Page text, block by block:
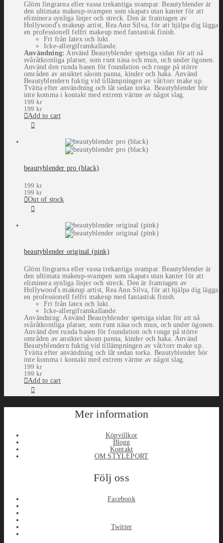
Glöm fingrarna eller vassa trekantiga svampar. Beautyblender är
den ultimata makeup-svampen som skapats utan kanter för att
eliminera synliga linjer och streck. Den är framtagen av
Hollywood's makeup artist, Rea Ann Silva, för att hjälpa dig lägga
en professionell felfri makeup med fantastisk finish.
Fri från latex och lukt.
Icke-allergiframkallande.
Användning: Använd Beautyblender spetsiga sidan för att nå
svåråtkomliga platser, som runt näsa och mun, och under ögonen.
Använd den runda basen för foundation och rouge på större
områden av ansiktet såsom panna, kinder och haka. Använd
Beautyblendern fuktig vid tillämpningen av våt/torr make up.
Tvätta efter användning och låt sedan torka. Beautyblender bör
inte komma i kontakt med extrem värme av något slag.
199 kr
199 kr
Add to cart
beautyblender pro (black)
199 kr
199 kr
Out of stock
beautyblender original (pink)
Glöm fingrarna eller vassa trekantiga svampar. Beautyblender är
den ultimata makeup-svampen som skapats utan kanter för att
eliminera synliga linjer och streck. Den är framtagen av
Hollywood's makeup artist, Rea Ann Silva, för att hjälpa dig lägga
en professionell felfri makeup med fantastisk finish.
Fri från latex och lukt.
Icke-allergiframkallande.
Användning: Använd Beautyblender spetsiga sidan för att nå
svåråtkomliga platser, som runt näsa och mun, och under ögonen.
Använd den runda basen för foundation och rouge på större
områden av ansiktet såsom panna, kinder och haka. Använd
Beautyblendern fuktig vid tillämpningen av våt/torr make up.
Tvätta efter användning och låt sedan torka. Beautyblender bör
inte komma i kontakt med extrem värme av något slag.
199 kr
199 kr
Add to cart
Mer information
Köpvillkor
Blogg
Kontakt
OM STYLEPORT
Följ oss
Facebook
Twitter